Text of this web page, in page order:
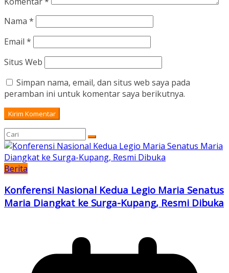
Nama *
Email *
Situs Web
Simpan nama, email, dan situs web saya pada
peramban ini untuk komentar saya berikutnya.
Berita
Konferensi Nasional Kedua Legio Maria Senatus
Maria Diangkat ke Surga-Kupang, Resmi Dibuka